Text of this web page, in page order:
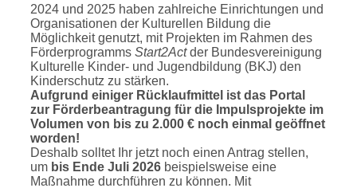
2024 und 2025 haben zahlreiche Einrichtungen und
Organisationen der Kulturellen Bildung die
Möglichkeit genutzt, mit Projekten im Rahmen des
Förderprogramms Start2Actder Bundesvereinigung
Kulturelle Kinder- und Jugendbildung (BKJ) den
Kinderschutz zu stärken.
Aufgrund einiger Rücklaufmittel ist das Portal
zur Förderbeantragung für die Impulsprojekte im
Volumen von bis zu 2.000 € noch einmal geöffnet
worden!
Deshalb solltet Ihr jetzt noch einen Antrag stellen,
um bis Ende Juli 2026 beispielsweise eine
Maßnahme durchführen zu können. Mit